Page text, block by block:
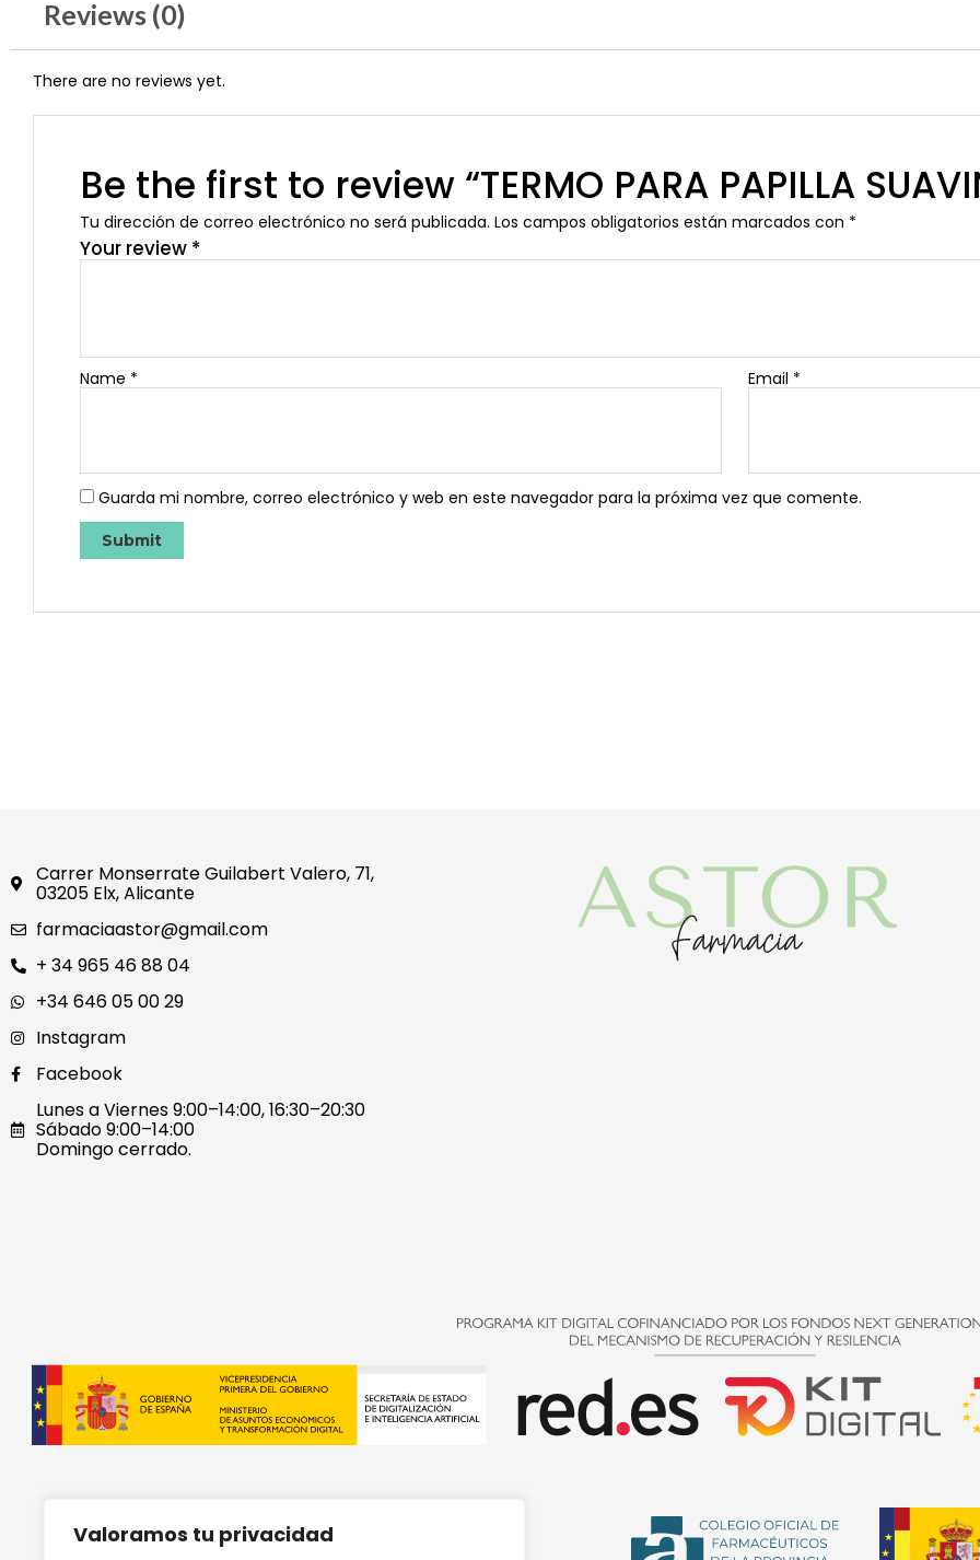
Valoramos tu privacidad
Reviews (0)
There are no reviews yet.
Be the first to review “TERMO PARA PAPILLA
Tu dirección de correo electrónico no será publicada. Los campos obligatorios están marcados con *
Your review *
Name * Email *
Guarda mi nombre, correo electrónico y web en este navegador para la próxima vez que comente.
Carrer Monserrate Guilabert Valero, 71,
03205 Elx, Alicante
farmaciaastor@gmail.com
+ 34 965 46 88 04
+34 646 05 00 29
Instagram
Facebook
Lunes a Viernes 9:00–14:00, 16:30–20:30
Sábado 9:00–14:00
Domingo cerrado.